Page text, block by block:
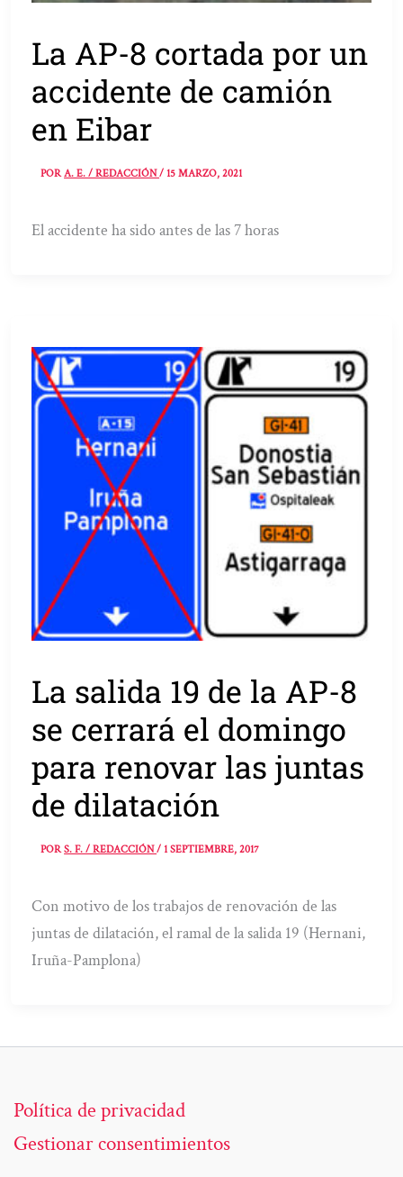
La AP-8 cortada por un
accidente de camión
en Eibar
PORA. E. / REDACCIÓN/15 MARZO, 2021
El accidente ha sido antes de las 7 horas
La salida 19 de la AP-8
se cerrará el domingo
para renovar las juntas
de dilatación
PORS. F. / REDACCIÓN/1 SEPTIEMBRE, 2017
Con motivo de los trabajos de renovación de las
juntas de dilatación, el ramal de la salida 19 (Hernani,
Iruña-Pamplona)
Política de privacidad
Gestionar consentimientos